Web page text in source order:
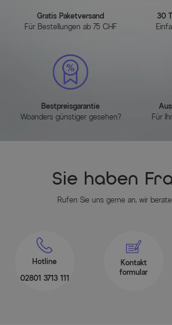
Gratis Paketversand
Für Bestellungen ab 75 CHF
30
Bestpreisgarantie
Woanders günstiger gesehen?
Für
Sie haben
Rufen Sie uns gerne an, wir
Hotline
02801 3713 111
Kontakt
formular